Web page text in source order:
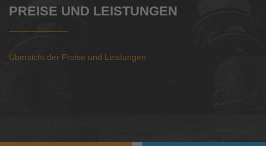
PREISE UND LEISTUNGEN
Übersicht der Preise und Leistungen